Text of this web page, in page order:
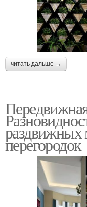
читать дальше →
перегородок